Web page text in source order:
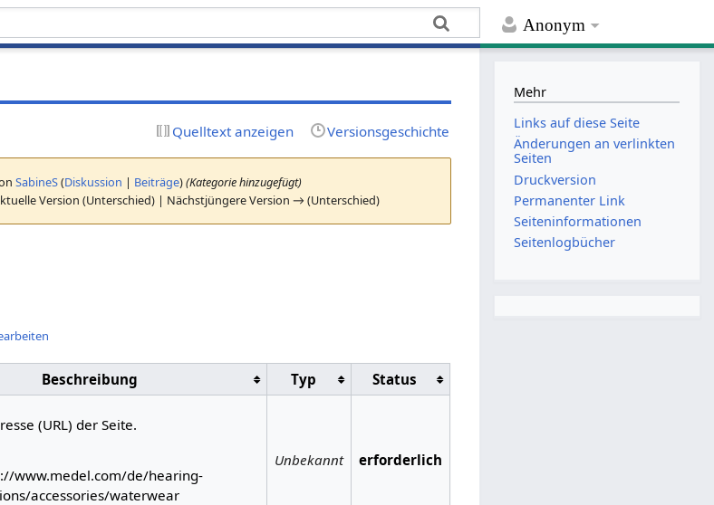
Anonym
Quelltext anzeigen Versionsgeschichte
SabineS(Diskussion | Beiträge)(Kategorie hinzugefügt)
Version (Unterschied) | Nächstjüngere Version → (Unterschied)
Beschreibung Typ Status
(URL) der Seite.
www.medel.com/de/hearing-
accessories/waterwear
Unbekannt erforderlich
Mehr
Links auf diese Seite
Änderungen an verlinkten
Seiten
Druckversion
Permanenter Link
Seiten­­informationen
Seitenlogbücher